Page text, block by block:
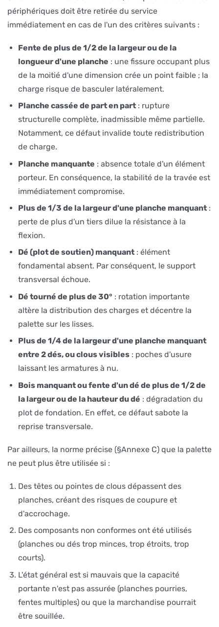
périphériques doit être retirée du service
immédiatement en cas de l'un des critères suivants :
Fente de plus de 1/2 de la largeur ou de la
longueur d'une planche : une fissure occupant plus
de la moitié d'une dimension crée un point faible ; la
charge risque de basculer latéralement.
Planche cassée de part en part : rupture
structurelle complète, inadmissible même partielle.
Notamment, ce défaut invalide toute redistribution
de charge.
Planche manquante : absence totale d'un élément
porteur. En conséquence, la stabilité de la travée est
immédiatement compromise.
Plus de 1/3 de la largeur d'une planche manquant :
perte de plus d'un tiers dilue la résistance à la
flexion.
Dé (plot de soutien) manquant : élément
fondamental absent. Par conséquent, le support
transversal échoue.
Dé tourné de plus de 30° : rotation importante
altère la distribution des charges et décentre la
palette sur les lisses.
Plus de 1/4 de la largeur d'une planche manquant
entre 2 dés, ou clous visibles : poches d'usure
laissant les armatures à nu.
Bois manquant ou fente d'un dé de plus de 1/2 de
la largeur ou de la hauteur du dé : dégradation du
plot de fondation. En effet, ce défaut sabote la
reprise transversale.
Par ailleurs, la norme précise (§Annexe C) que la palette
ne peut plus être utilisée si :
Des têtes ou pointes de clous dépassent des
planches, créant des risques de coupure et
d'accrochage.
Des composants non conformes ont été utilisés
(planches ou dés trop minces, trop étroits, trop
courts).
L'état général est si mauvais que la capacité
portante n'est pas assurée (planches pourries,
fentes multiples) ou que la marchandise pourrait
être souillée.